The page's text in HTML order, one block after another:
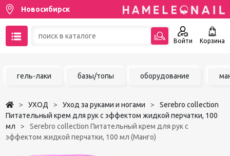
Новосибирск
Войти Корзина
Чат в MAX
Акции
гель-лаки базы/топы оборудование
УХОД Уход за руками и ногами
Serebro collection
Питательный крем для рук с эффектом жидкой перчатки, 100
мл
Serebro collection Питательный крем для рук с
эффектом жидкой перчатки, 100 мл (Манго)